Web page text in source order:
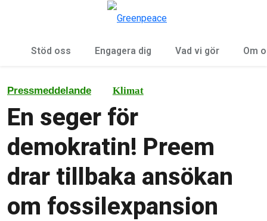
Stöd oss Engagera dig Vad vi gör Om
Pressmeddelande Klimat
En seger för
demokratin! Preem
drar tillbaka ansökan
om fossilexpansion